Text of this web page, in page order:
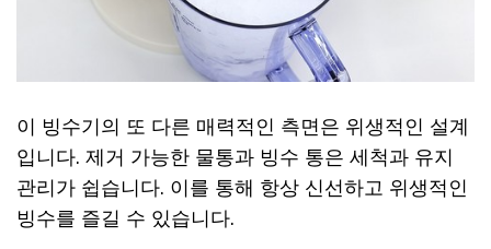
이 빙수기의 또 다른 매력적인 측면은 위생적인 설계
입니다. 제거 가능한 물통과 빙수 통은 세척과 유지
관리가 쉽습니다. 이를 통해 항상 신선하고 위생적인
빙수를 즐길 수 있습니다.